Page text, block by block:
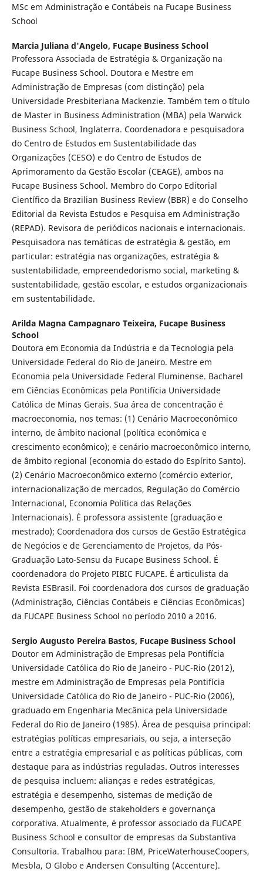
MSc em Administração e Contábeis na Fucape Business
School
Marcia Juliana d'Angelo, Fucape Business School
Professora Associada de Estratégia & Organização na
Fucape Business School. Doutora e Mestre em
Administração de Empresas (com distinção) pela
Universidade Presbiteriana Mackenzie. Também tem o título
de Master in Business Administration (MBA) pela Warwick
Business School, Inglaterra. Coordenadora e pesquisadora
do Centro de Estudos em Sustentabilidade das
Organizações (CESO) e do Centro de Estudos de
Aprimoramento da Gestão Escolar (CEAGE), ambos na
Fucape Business School. Membro do Corpo Editorial
Científico da Brazilian Business Review (BBR) e do Conselho
Editorial da Revista Estudos e Pesquisa em Administração
(REPAD). Revisora de periódicos nacionais e internacionais.
Pesquisadora nas temáticas de estratégia & gestão, em
particular: estratégia nas organizações, estratégia &
sustentabilidade, empreendedorismo social, marketing &
sustentabilidade, gestão escolar, e estudos organizacionais
em sustentabilidade.
Arilda Magna Campagnaro Teixeira, Fucape Business
School
Doutora em Economia da Indústria e da Tecnologia pela
Universidade Federal do Rio de Janeiro. Mestre em
Economia pela Universidade Federal Fluminense. Bacharel
em Ciências Econômicas pela Pontifícia Universidade
Católica de Minas Gerais. Sua área de concentração é
macroeconomia, nos temas: (1) Cenário Macroeconômico
interno, de âmbito nacional (política econômica e
crescimento econômico); e cenário macroeconômico interno,
de âmbito regional (economia do estado do Espírito Santo).
(2) Cenário Macroeconômico externo (comércio exterior,
internacionalização de mercados, Regulação do Comércio
Internacional, Economia Política das Relações
Internacionais). É professora assistente (graduação e
mestrado); Coordenadora dos cursos de Gestão Estratégica
de Negócios e de Gerenciamento de Projetos, da Pós-
Graduação Lato-Sensu da Fucape Business School. É
coordenadora do Projeto PIBIC FUCAPE. É articulista da
Revista ESBrasil. Foi coordenadora dos cursos de graduação
(Administração, Ciências Contábeis e Ciências Econômicas)
da FUCAPE Business School no período 2010 a 2016.
Sergio Augusto Pereira Bastos, Fucape Business School
Doutor em Administração de Empresas pela Pontifícia
Universidade Católica do Rio de Janeiro - PUC-Rio (2012),
mestre em Administração de Empresas pela Pontifícia
Universidade Católica do Rio de Janeiro - PUC-Rio (2006),
graduado em Engenharia Mecânica pela Universidade
Federal do Rio de Janeiro (1985). Área de pesquisa principal:
estratégias políticas empresariais, ou seja, a interseção
entre a estratégia empresarial e as políticas públicas, com
destaque para as indústrias reguladas. Outros interesses
de pesquisa incluem: alianças e redes estratégicas,
estratégia e desempenho, sistemas de medição de
desempenho, gestão de stakeholders e governança
corporativa. Atualmente, é professor associado da FUCAPE
Business School e consultor de empresas da Substantiva
Consultoria. Trabalhou para: IBM, PriceWaterhouseCoopers,
Mesbla, O Globo e Andersen Consulting (Accenture).